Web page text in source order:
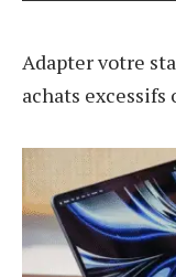
Adapter votre
achats